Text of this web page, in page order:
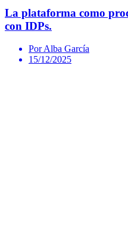
La plataforma como
con IDPs.
Por Alba García
15/12/2025